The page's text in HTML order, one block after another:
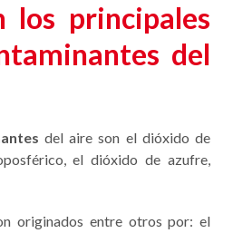
los principales
del
del aire son el dióxido de
el dióxido de azufre,
originados entre otros por: el